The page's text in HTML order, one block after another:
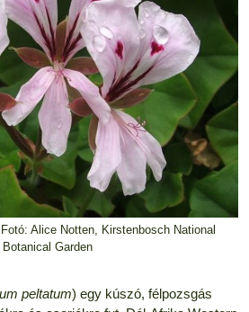
Alice Notten, Kirstenbosch National
Botanical Garden
peltatum) egy kúszó, félpozsgás